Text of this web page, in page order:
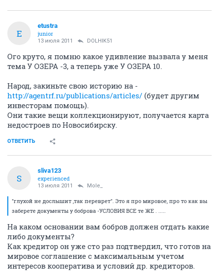
E
etustra
junior
13 июля 2011 DOLHIK51
Ого круто, я помню какое удивление вызвала у меня
тема У ОЗЕРА -3, а теперь уже У ОЗЕРА 10.
Народ, закиньте свою историю на -
http://agentrf.ru/publications/articles/ (будет другим
инвесторам помощь).
Они такие вещи коллекционируют, получается карта
недостроев по Новосибирску.
ОТВЕТИТЬ
S
sliva123
experienced
13 июля 2011 Mole_
"глухой не дослышит ,так переврет". Это я про мировое, про то как вы
заберете документы у боброва -УСЛОВИЯ ВСЕ те ЖЕ . .....
На каком основании вам бобров должен отдать какие
либо документы?
Как кредитор он уже сто раз подтвердил, что готов на
мировое соглашение с максимальным учетом
интересов кооператива и условий др. кредиторов.